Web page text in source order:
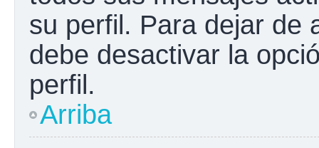
su perfil. Para dejar de
debe desactivar la
perfil.
Arriba